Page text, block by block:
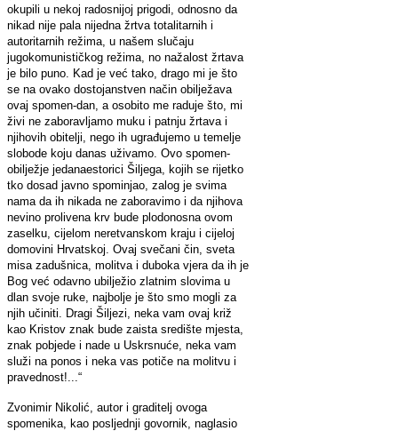
okupili u nekoj radosnijoj prigodi, odnosno da
nikad nije pala nijedna žrtva totalitarnih i
autoritarnih režima, u našem slučaju
jugokomunističkog režima, no nažalost žrtava
je bilo puno. Kad je već tako, drago mi je što
se na ovako dostojanstven način obilježava
ovaj spomen-dan, a osobito me raduje što, mi
živi ne zaboravljamo muku i patnju žrtava i
njihovih obitelji, nego ih ugrađujemo u temelje
slobode koju danas uživamo. Ovo spomen-
obilježje jedanaestorici Šiljega, kojih se rijetko
tko dosad javno spominjao, zalog je svima
nama da ih nikada ne zaboravimo i da njihova
nevino prolivena krv bude plodonosna ovom
zaselku, cijelom neretvanskom kraju i cijeloj
domovini Hrvatskoj. Ovaj svečani čin, sveta
misa zadušnica, molitva i duboka vjera da ih je
Bog već odavno ubilježio zlatnim slovima u
dlan svoje ruke, najbolje je što smo mogli za
njih učiniti. Dragi Šiljezi, neka vam ovaj križ
kao Kristov znak bude zaista središte mjesta,
znak pobjede i nade u Uskrsnuće, neka vam
služi na ponos i neka vas potiče na molitvu i
pravednost!...“
Zvonimir Nikolić, autor i graditelj ovoga
spomenika, kao posljednji govornik, naglasio